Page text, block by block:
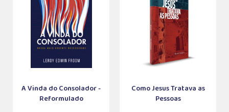
A Vinda do Consolador -
Reformulado
Como Jesus Tratava as
Pessoas